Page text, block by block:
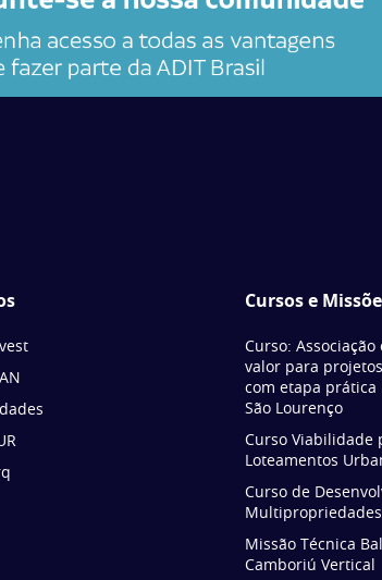
Cursos e
Curso:
valor para
com etapa prática
São Lourenço
Curso Viabilidade
Loteamentos
Curso de
Missão Técnica
Camboriú Vertical